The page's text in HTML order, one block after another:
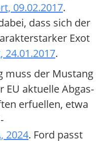
09.02.2017.
dass sich der
Exot
24.01.2017.
muss der Mustang
EU aktuelle Abgas-
erfuellen, etwa
2024. Ford passt